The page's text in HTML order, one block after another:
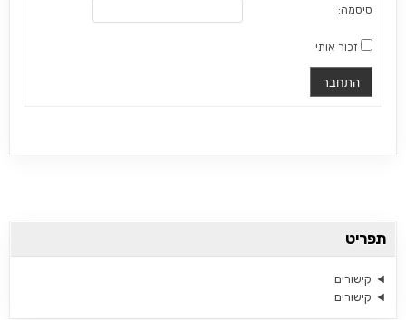
סיסמה:
זכור אותי
התחבר
תפריט
קישורים
קישורים